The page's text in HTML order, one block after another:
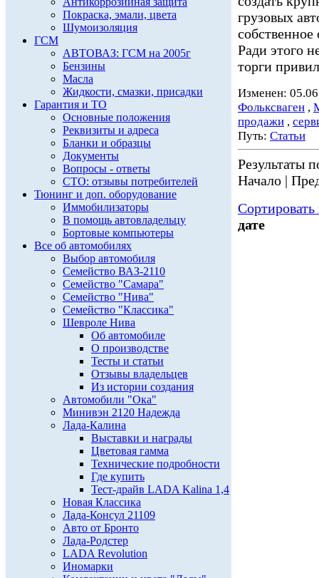
Покраска, эмали, цвета
Шумоизоляция
ГСМ
АВТОВАЗ: ГСМ на 2005г
Бензины
Масла
Жидкости, смазки, присадки
Гарантия и ТО
Основные положения
Реквизиты и адреса
Бланки и образцы
Документы
Вопросы - ответы
СТО: отзывы потребителей
Тюнинг и доп. оборудование
Иммобилизаторы
В помощь автовладельцу
Бортовые компьютеры
Все об автомобилях
Выбор автомобиля
Семейство ВАЗ-2110
Семейство "Самара"
Семейство "Нива"
Семейство "Классика"
Шевроле Нива
Об автомобиле
О производстве
Тесты и статьи
Отзывы владельцев
Из истории создания
Автомобили "Ока"
Минивэн 2120 Надежда
Лада-Калина
Выставки и награды
Цветовая гамма
Технические подробности
Где купить
Тест-драйв LADA Kalina 1,4
Новая Классика
Лада-Консул 21109
Авто от Бронто
Лада-Родстер
LADA Revolution
Иномарки
грузовых
собственное
Ради этого
торги
Изменен:
Фольксваген ,
продажи ,
Путь: Статьи
Результаты
Начало |
дате